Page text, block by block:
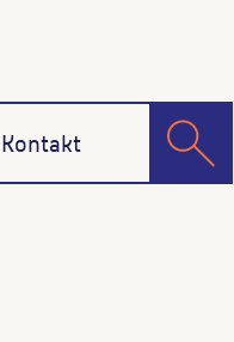
Kontakt